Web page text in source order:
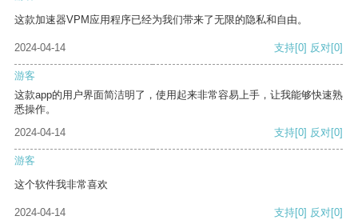
这款加速器VPM应用程序已经为我们带来了无限的隐私和自由。
2024-04-14 支持[0] 反对[0]
游客
这款app的用户界面简洁明了，使用起来非常容易上手，让我能够快速熟
悉操作。
2024-04-14
支持[0] 反对[0]
游客
这个软件我非常喜欢
2024-04-14 支持[0] 反对[0]